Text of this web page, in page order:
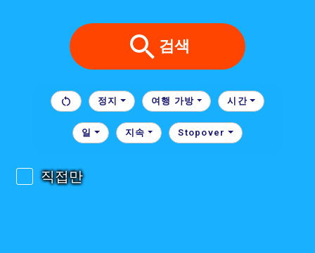
검색
정지 여행 가방 시간
일 지속 Stopover
직접만